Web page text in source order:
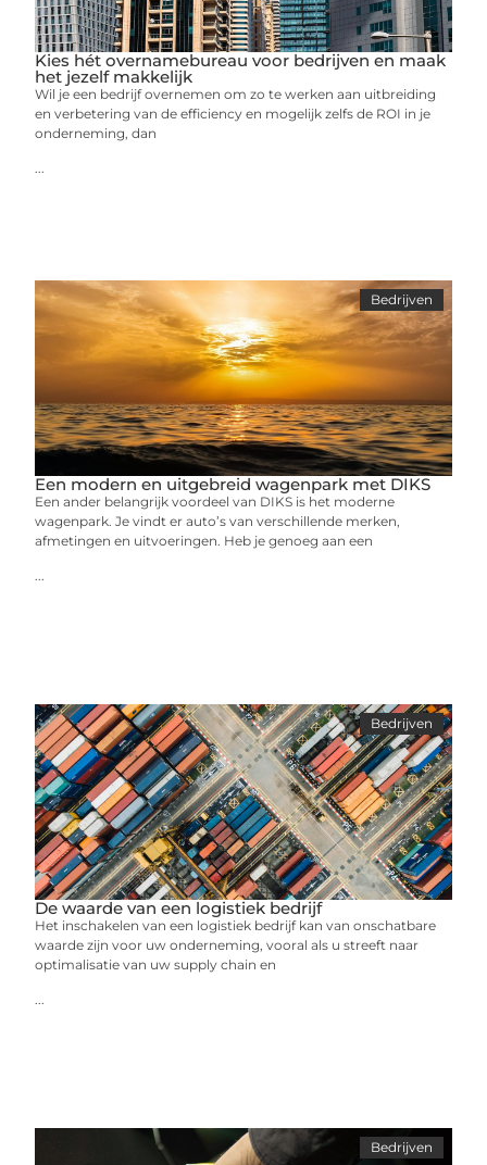
Kies hét overnamebureau voor bedrijven en maak
het jezelf makkelijk
Wil je een bedrijf overnemen om zo te werken aan uitbreiding
en verbetering van de efficiency en mogelijk zelfs de ROI in je
onderneming, dan
...
Bedrijven
Een modern en uitgebreid wagenpark met DIKS
Een ander belangrijk voordeel van DIKS is het moderne
wagenpark. Je vindt er auto’s van verschillende merken,
afmetingen en uitvoeringen. Heb je genoeg aan een
...
Bedrijven
De waarde van een logistiek bedrijf
Het inschakelen van een logistiek bedrijf kan van onschatbare
waarde zijn voor uw onderneming, vooral als u streeft naar
optimalisatie van uw supply chain en
...
Bedrijven